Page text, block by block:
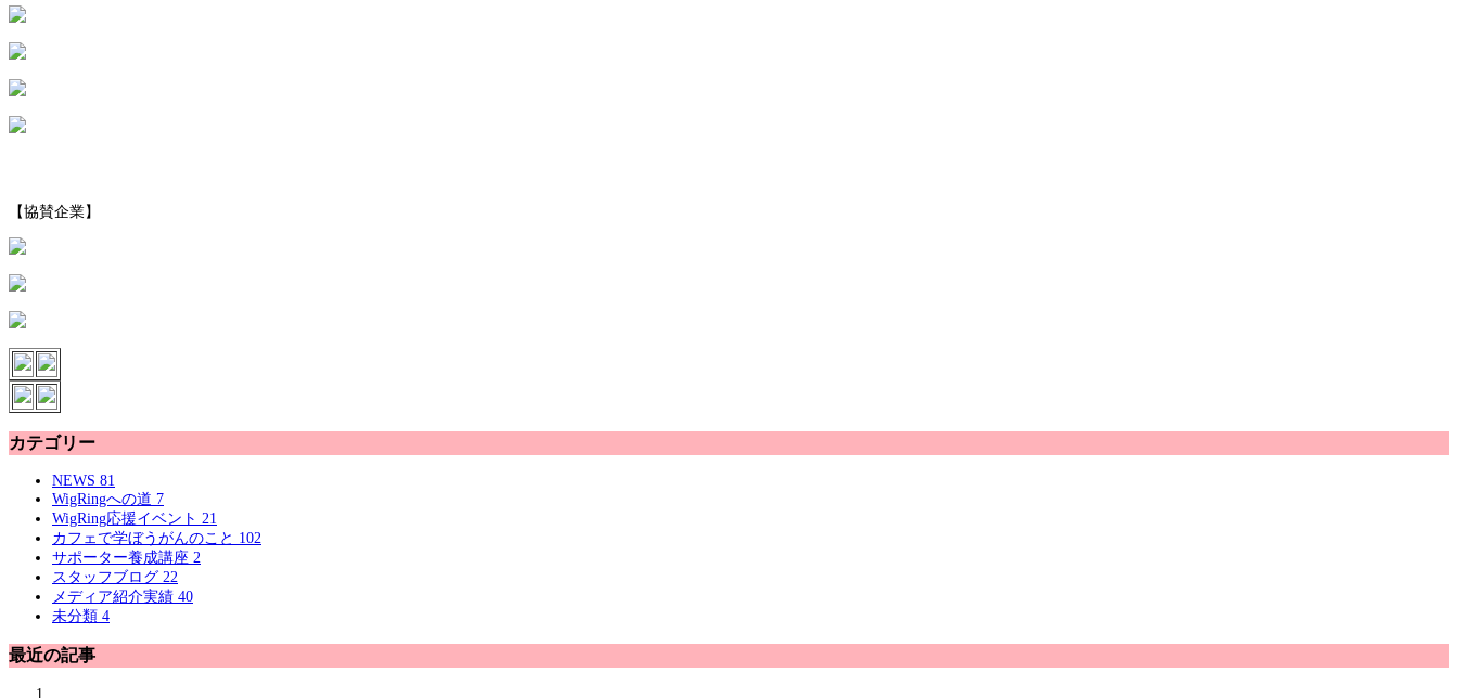
【協賛企業】
カテゴリー
NEWS 81
WigRingへの道 7
WigRing応援イベント 21
カフェで学ぼうがんのこと 102
サポーター養成講座 2
スタッフブログ 22
メディア紹介実績 40
未分類 4
最近の記事